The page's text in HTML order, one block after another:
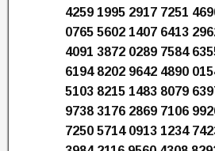
4259 1995 2917 7251
0765 5602 1407 6413
4091 3872 0289 7584
6194 8202 9642 4890
5103 8215 1483 8079
9738 3176 2869 7106
7250 5714 0913 1234